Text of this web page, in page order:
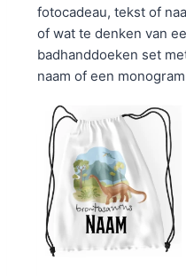
fotocadeau, tekst of
of wat te denken van
badhanddoeken set
naam of een